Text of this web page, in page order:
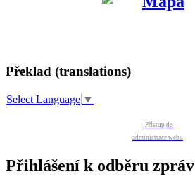
Překlad (translations)
Select Language ▼
Přístup do
administrace webu
Přihlášení k odběru zpráv